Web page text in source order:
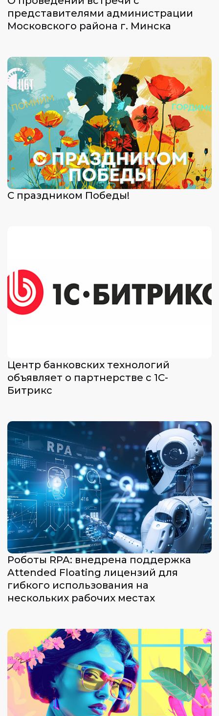
представителями администрации
Московского района г. Минска
С праздником Победы!
Центр банковских технологий
объявляет о партнерстве с 1С-
Битрикс
Роботы RPA: внедрена поддержка
Attended Floating лицензий для
гибкого использования на
нескольких рабочих местах